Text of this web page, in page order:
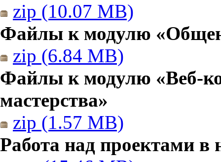
zip (10.07 MB)
Файлы к модулю
zip (6.84 MB)
Файлы к модулю «Веб-
мастерства»
zip (1.57 MB)
Работа над проектами в